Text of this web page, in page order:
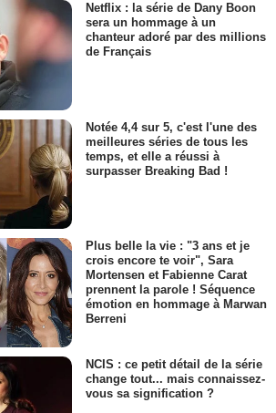
Netflix : la série de Dany Boon
sera un hommage à un
chanteur adoré par des millions
de Français
Notée 4,4 sur 5, c'est l'une des
meilleures séries de tous les
temps, et elle a réussi à
surpasser Breaking Bad !
Plus belle la vie : "3 ans et je
crois encore te voir", Sara
Mortensen et Fabienne Carat
prennent la parole ! Séquence
émotion en hommage à Marwan
Berreni
NCIS : ce petit détail de la série
change tout... mais connaissez-
vous sa signification ?